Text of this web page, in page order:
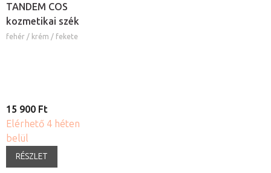
TANDEM COS
kozmetikai szék
fehér / krém / fekete
15 900 Ft
Elérhető 4 héten
belül
RÉSZLET